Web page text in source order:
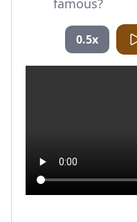
famous?
0.5x